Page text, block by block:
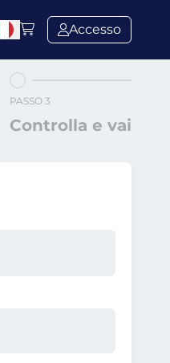
Accesso
PASSO 3
Controlla e vai